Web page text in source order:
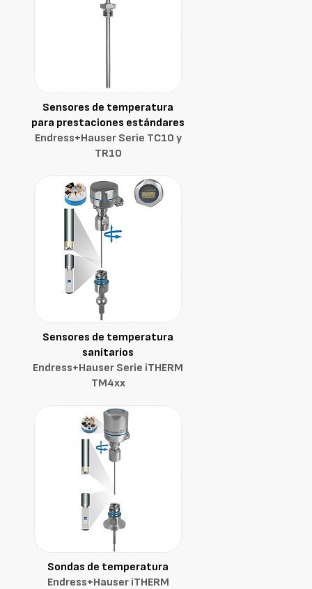
Sensores de temperatura
para prestaciones estándares
Endress+Hauser Serie TC10 y
TR10
Sensores de temperatura
sanitarios
Endress+Hauser Serie iTHERM
TM4xx
Sondas de temperatura
Endress+Hauser iTHERM